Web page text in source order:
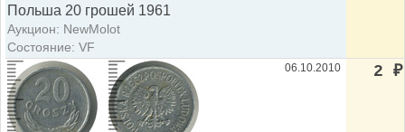
Польша 20 грошей 1961
Аукцион: NewMolot
Состояние: VF
06.10.2010 2 ₽